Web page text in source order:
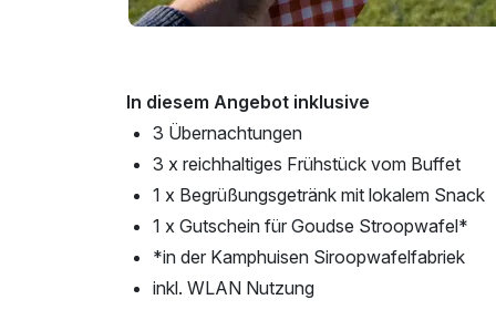
In diesem Angebot inklusive
3 Übernachtungen
3 x reichhaltiges Frühstück vom Buffet
1 x Begrüßungsgetränk mit lokalem Snack
1 x Gutschein für Goudse Stroopwafel*
*in der Kamphuisen Siroopwafelfabriek
inkl. WLAN Nutzung